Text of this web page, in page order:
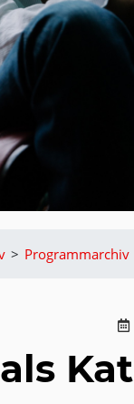
> Programmarchiv